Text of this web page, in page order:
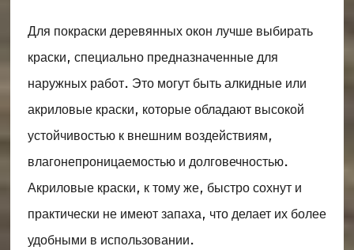
Для покраски деревянных окон лучше выбирать
краски, специально предназначенные для
наружных работ. Это могут быть алкидные или
акриловые краски, которые обладают высокой
устойчивостью к внешним воздействиям,
влагонепроницаемостью и долговечностью.
Акриловые краски, к тому же, быстро сохнут и
практически не имеют запаха, что делает их более
удобными в использовании.